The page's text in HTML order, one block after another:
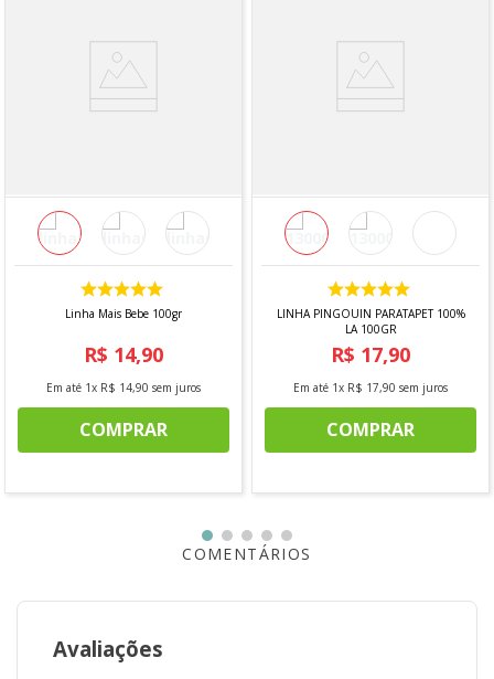
- 1 Unidade com 140m
RECOMENDAÇÕES
- AGULHA: Crochê 7 a 12mm
COMPOSIÇÃO
- 85% Algodão
- 15% Outras Fibras
TÉCNICA
Crochê, tricô, tapeçaria, macramê, tear e artesanato em
FABRICANTE
- EuroRoma
Linha Mais Bebe 100gr
R$ 14,90
Em até 1x R$ 14,90 sem juros
COMPRAR
LINHA PINGOUIN PARATAPET 100%
LA 100GR
R$ 17,90
Em até 1x R$ 17,90 sem juros
COMPRAR
COMENTÁRIOS
Avaliações